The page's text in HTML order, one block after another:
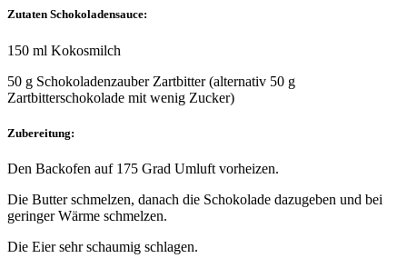
Zutaten Schokoladensauce:
150 ml Kokosmilch
50 g Schokoladenzauber Zartbitter (alternativ 50 g
Zartbitterschokolade mit wenig Zucker)
Zubereitung:
Den Backofen auf 175 Grad Umluft vorheizen.
Die Butter schmelzen, danach die Schokolade dazugeben und bei
geringer Wärme schmelzen.
Die Eier sehr schaumig schlagen.